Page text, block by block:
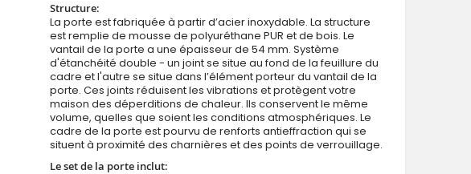
Structure:
La porte est fabriquée à partir d’acier inoxydable. La structure
est remplie de mousse de polyuréthane PUR et de bois. Le
vantail de la porte a une épaisseur de 54 mm. Système
d'étanchéité double - un joint se situe au fond de la feuillure du
cadre et l'autre se situe dans l’élément porteur du vantail de la
porte. Ces joints réduisent les vibrations et protègent votre
maison des déperditions de chaleur. Ils conservent le même
volume, quelles que soient les conditions atmosphériques. Le
cadre de la porte est pourvu de renforts antieffraction qui se
situent à proximité des charnières et des points de verrouillage.
Le set de la porte inclut: